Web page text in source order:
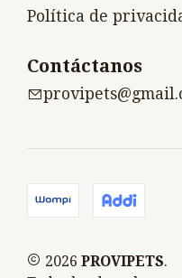
Política de
Contáctanos
2026 PROVIPETS.